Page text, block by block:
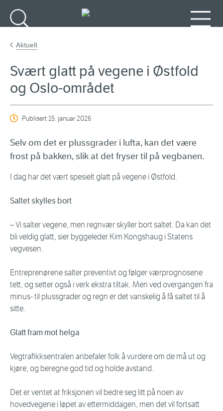
Aktuelt
Svært glatt på vegene i Østfold
og Oslo-området
Publisert15. januar 2026
Selv om det er plussgrader i lufta, kan det være
frost på bakken, slik at det fryser til på vegbanen.
I dag har det vært spesielt glatt på vegene i Østfold.
Saltet skylles bort
– Vi salter vegene, men regnvær skyller bort saltet. Da kan det
bli veldig glatt, sier byggeleder Kim Kongshaug i Statens
vegvesen.
Entreprenørene salter preventivt og følger værprognosene
tett, og setter også i verk ekstra tiltak. Men ved overgangen fra
minus- til plussgrader og regn er det vanskelig å få saltet til å
sitte.
Glatt fram mot helga
Vegtrafikksentralen anbefaler folk å vurdere om de må ut og
kjøre, og beregne god tid og holde avstand.
Det er ventet at friksjonen vil bedre seg litt på noen av
hovedvegene i løpet av ettermiddagen, men det vil fortsatt